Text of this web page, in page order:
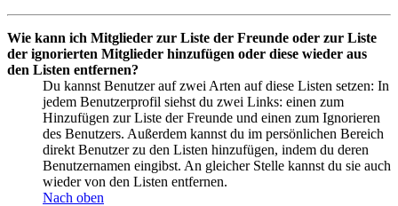
Wie kann ich Mitglieder zur Liste der Freunde oder zur Liste
der ignorierten Mitglieder hinzufügen oder diese wieder aus
den Listen entfernen?
Du kannst Benutzer auf zwei Arten auf diese Listen setzen: In
jedem Benutzerprofil siehst du zwei Links: einen zum
Hinzufügen zur Liste der Freunde und einen zum Ignorieren
des Benutzers. Außerdem kannst du im persönlichen Bereich
direkt Benutzer zu den Listen hinzufügen, indem du deren
Benutzernamen eingibst. An gleicher Stelle kannst du sie auch
wieder von den Listen entfernen.
Nach oben